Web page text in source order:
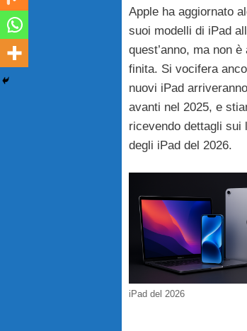
Apple ha aggiornato
suoi modelli di iPad
quest’anno, ma non è
finita. Si vocifera
nuovi iPad
avanti nel 2025, e
ricevendo dettagli sui
degli iPad del 2026.
iPad del 2026